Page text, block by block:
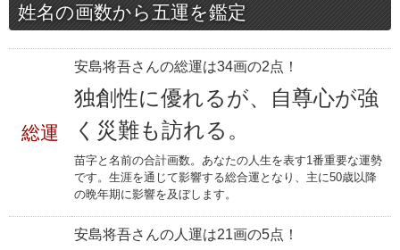
姓名の画数から五運を鑑定
総運
安島将吾さんの総運は34画の2点！
独創性に優れるが、自尊心が強
く災難も訪れる。
苗字と名前の合計画数。あなたの人生を表す1番重要な運勢
です。生涯を通じて影響する総合運となり、主に50歳以降
の晩年期に影響を及ぼします。
安島将吾さんの人運は21画の5点！